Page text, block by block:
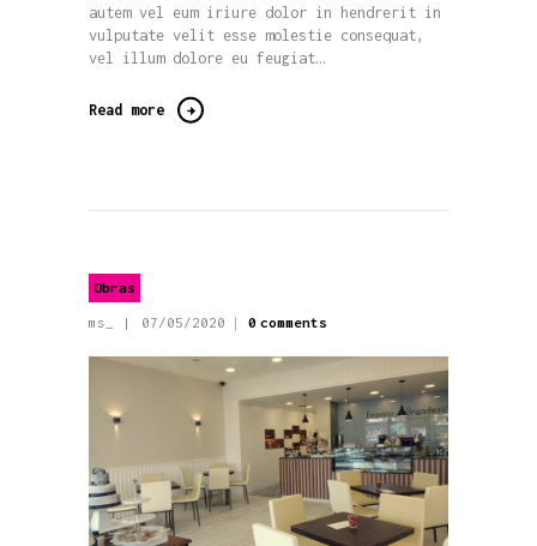
autem vel eum iriure dolor in hendrerit in
vulputate velit esse molestie consequat,
vel illum dolore eu feugiat…
Read more
Obras
ms_ 07/05/2020 0 comments